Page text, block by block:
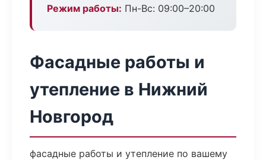
Режим работы: Пн-Вс: 09:00–20:00
Фасадные работы и
утепление в Нижний
Новгород
фасадные работы и утепление по вашему